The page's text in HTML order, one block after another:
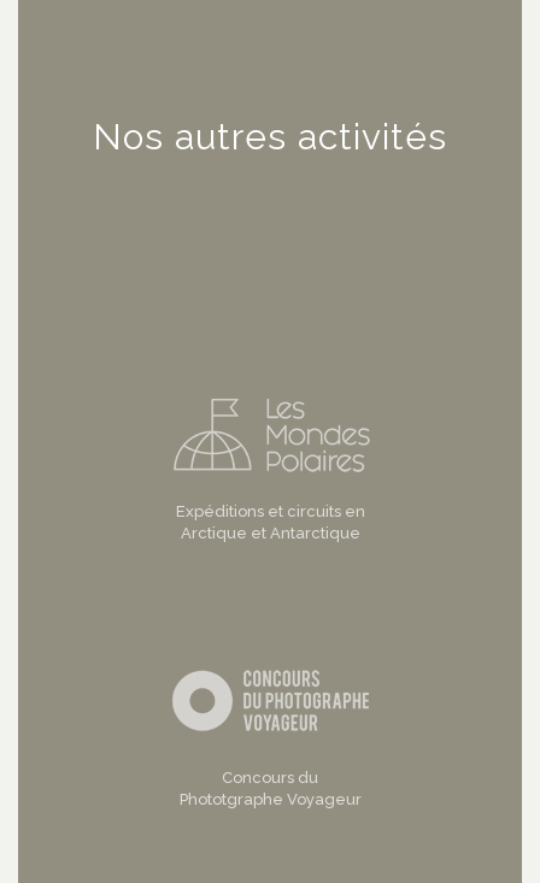
Nos autres activités
Expéditions et circuits en
Arctique et Antarctique
Concours du
Phototgraphe Voyageur